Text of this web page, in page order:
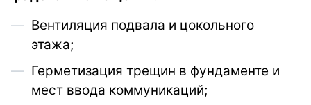
Вентиляция подвала и цокольного
этажа;
Герметизация трещин в фундаменте и
мест ввода коммуникаций;